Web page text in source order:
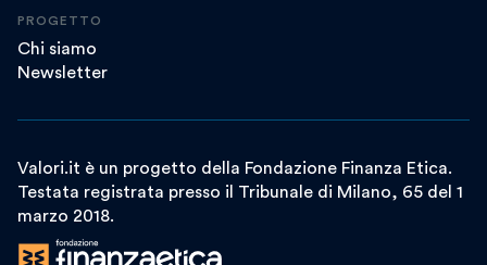
PROGETTO
Chi siamo
Newsletter
Valori.it è un progetto della Fondazione Finanza Etica.
Testata registrata presso il Tribunale di Milano, 65 del 1
marzo 2018.